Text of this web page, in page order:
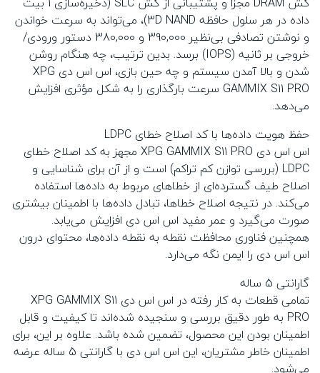
داده در هر سلول حافظه 3D NAND)، می‌تواند به سرعت خواندن
و نوشتن تصادفی بی‌نظیر 390,000 و 380,000 دستور ورودی/
خروجی بر ثانیه (IOPS) برسد. بدین ترتیب، چه هنگام روشن
شدن و بالا آمدن سیستم و چه حین بازی، اس اس دی XPG
GAMMIX S11 PRO سرعت بارگذاری را به شکل مؤثری افزایش
می‌دهد.
حفظ هویت داده‌ها با کد اصلاح خطای LDPC
اس اس دی XPG GAMMIX S11 PRO مجهز به کد اصلاح خطای
LDPC (بررسی توازن کم تراکم) است و از آن برای شناسایی و
اصلاح طیف گسترده‌ای از خطاهای مربوط به داده‌ها استفاده
می‌کند. در نتیجه اصلاح خطاها، تبادل داده‌ها با اطمینان بیشتری
صورت می‌گیرد و عمر مفید اس اس دی افزایش می‌یابد.
همچنین فناوری محافظت نقطه به نقطه داده‌ها، محتوای درون
اس اس دی را ایمن نگه می‌دارد.
گارانتی 5 ساله
تمامی قطعات به کار رفته در اس اس دی XPG GAMMIX S11
PRO به طور دقیق بررسی و سنجیده شده‌اند تا کیفیت و قابل
اطمینان بودن این محصول، تضمین شده باشد. علاوه بر این، برای
اطمینان خاطر مشتریان، این اس اس دی با گارانتی 5 ساله عرضه
می‌شود.